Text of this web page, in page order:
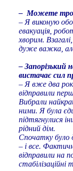
– Можете
– Я виконую
евакуація,
хворим.
дуже важка,
– Запорізький
вистачає сил
– Я вже два
відправили
Вибрали
ними. Я була
підтягнулися
рідний дім.
Спочатку було
– і все.
відправили на
стабілізаційні